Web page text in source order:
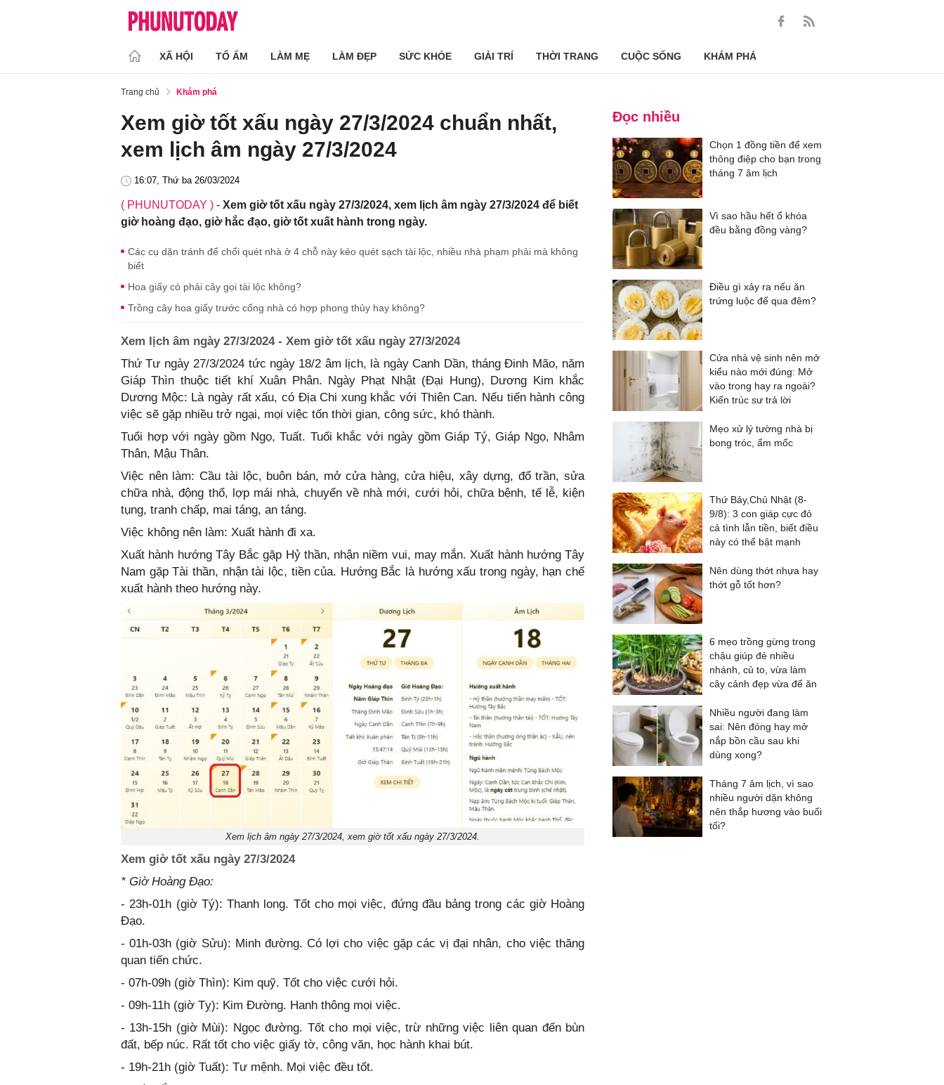
XÃ HỘI TỔ ẤM LÀM MẸ LÀM ĐẸP SỨC KHỎE GIẢI TRÍ THỜI TRANG CUỘC SỐNG KHÁM PHÁ
Trang chủ Khám phá
Xem giờ tốt xấu ngày 27/3/2024 chuẩn nhất,
xem lịch âm ngày 27/3/2024
16:07, Thứ ba 26/03/2024
( PHUNUTODAY ) - Xem giờ tốt xấu ngày 27/3/2024, xem lịch âm ngày 27/3/2024 để biết
giờ hoàng đạo, giờ hắc đạo, giờ tốt xuất hành trong ngày.
Các cụ dặn tránh để chổi quét nhà ở 4 chỗ này kẻo quét sạch tài lộc, nhiều nhà phạm phải mà không
biết
Hoa giấy có phải cây gọi tài lộc không?
Trồng cây hoa giấy trước cổng nhà có hợp phong thủy hay không?
Xem lịch âm ngày 27/3/2024 - Xem giờ tốt xấu ngày 27/3/2024
Thứ Tư ngày 27/3/2024 tức ngày 18/2 âm lịch, là ngày Canh Dần, tháng Đinh Mão, năm
Giáp Thìn thuộc tiết khí Xuân Phân. Ngày Phạt Nhật (Đại Hung), Dương Kim khắc
Dương Mộc: Là ngày rất xấu, có Địa Chi xung khắc với Thiên Can. Nếu tiến hành công
việc sẽ gặp nhiều trở ngại, mọi việc tốn thời gian, công sức, khó thành.
Tuổi hợp với ngày gồm Ngọ, Tuất. Tuổi khắc với ngày gồm Giáp Tý, Giáp Ngọ, Nhâm
Thân, Mậu Thân.
Việc nên làm: Cầu tài lộc, buôn bán, mở cửa hàng, cửa hiệu, xây dựng, đổ trần, sửa
chữa nhà, động thổ, lợp mái nhà, chuyển về nhà mới, cưới hỏi, chữa bệnh, tế lễ, kiện
tụng, tranh chấp, mai táng, an táng.
Việc không nên làm: Xuất hành đi xa.
Xuất hành hướng Tây Bắc gặp Hỷ thần, nhận niềm vui, may mắn. Xuất hành hướng Tây
Nam gặp Tài thần, nhận tài lộc, tiền của. Hướng Bắc là hướng xấu trong ngày, hạn chế
xuất hành theo hướng này.
Xem lịch âm ngày 27/3/2024, xem giờ tốt xấu ngày 27/3/2024.
Xem giờ tốt xấu ngày 27/3/2024
* Giờ Hoàng Đạo:
- 23h-01h (giờ Tý): Thanh long. Tốt cho mọi việc, đứng đầu bảng trong các giờ Hoàng
Đạo.
- 01h-03h (giờ Sửu): Minh đường. Có lợi cho việc gặp các vị đại nhân, cho việc thăng
quan tiến chức.
- 07h-09h (giờ Thìn): Kim quỹ. Tốt cho việc cưới hỏi.
- 09h-11h (giờ Tỵ): Kim Đường. Hanh thông mọi việc.
- 13h-15h (giờ Mùi): Ngọc đường. Tốt cho mọi việc, trừ những việc liên quan đến bùn
đất, bếp núc. Rất tốt cho việc giấy tờ, công văn, học hành khai bút.
- 19h-21h (giờ Tuất): Tư mệnh. Mọi việc đều tốt.
Đọc nhiều
Chọn 1 đồng tiền để xem
thông điệp cho bạn trong
tháng 7 âm lịch
Vì sao hầu hết ổ khóa
đều bằng đồng vàng?
Điều gì xảy ra nếu ăn
trứng luộc để qua đêm?
Cửa nhà vệ sinh nên mở
kiểu nào mới đúng: Mở
vào trong hay ra ngoài?
Kiến trúc sư trả lời
Mẹo xử lý tường nhà bị
bong tróc, ẩm mốc
Thứ Bảy,Chủ Nhật (8-
9/8): 3 con giáp cực đỏ
cả tình lẫn tiền, biết điều
này có thể bật mạnh
Nên dùng thớt nhựa hay
thớt gỗ tốt hơn?
6 mẹo trồng gừng trong
chậu giúp đẻ nhiều
nhánh, củ to, vừa làm
cây cảnh đẹp vừa để ăn
Nhiều người đang làm
sai: Nên đóng hay mở
nắp bồn cầu sau khi
dùng xong?
Tháng 7 âm lịch, vì sao
nhiều người dặn không
nên thắp hương vào buổi
tối?